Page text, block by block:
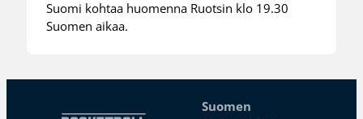
Suomi kohtaa huomenna Ruotsin klo 19.30
Suomen aikaa.
Suomen